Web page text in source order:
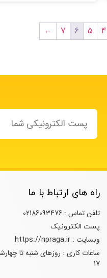
4
5
6
7
←
راه های ارتباط با ما
تلفن تماس : 02186093476
پست الکترونیک
وبسایت : https://npraga.ir
17